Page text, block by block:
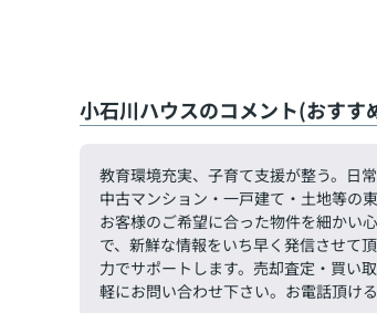
小石川ハウスのコメント(おすす
教育環境充実、子育て支援が整う。日常
中古マンション・一戸建て・土地等の
お客様のご希望に合った物件を細かい
で、新鮮な情報をいち早く発信させて
力でサポートします。売却査定・買い
軽にお問い合わせ下さい。お電話頂け